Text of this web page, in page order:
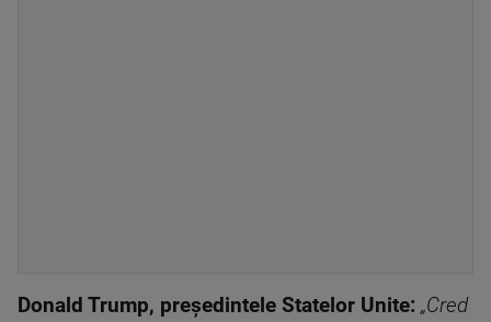
Donald Trump, președintele Statelor Unite: „Cred